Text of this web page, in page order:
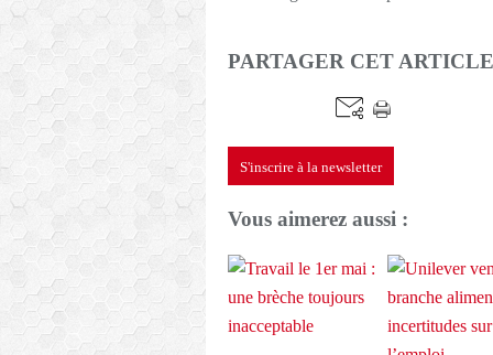
PARTAGER CET ARTICLE
S'inscrire à la newsletter
Vous aimerez aussi :